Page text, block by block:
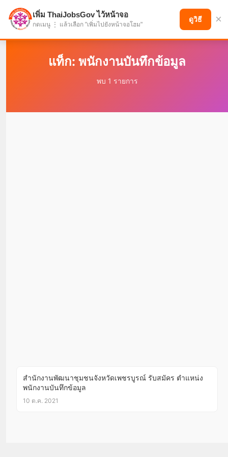
แบ่งปันโอกาส เพื่ออนาคตที่ก้าวหน้า
แท็ก: พนักงานบันทึกข้อมูล
พบ 1 รายการ
สำนักงานพัฒนาชุมชนจังหวัดเพชรบูรณ์ รับสมัคร ตำแหน่ง
พนักงานบันทึกข้อมูล
10 ต.ค. 2021
เพิ่ม ThaiJobsGov ไว้หน้าจอ
กดเมนู ⋮ แล้วเลือก "เพิ่มไปยังหน้าจอโฮม"
ดูวิธี ×